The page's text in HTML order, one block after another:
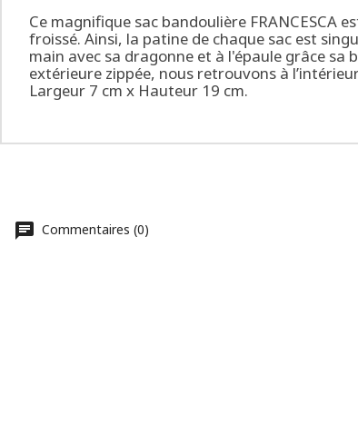
Ce magnifique sac bandoulière
froissé. Ainsi, la patine de chaque sac est
main avec sa dragonne et à l'épaule grâce
extérieure zippée, nous retrouvons à
Largeur 7 cm x Hauteur 19 cm.
Commentaires (0)